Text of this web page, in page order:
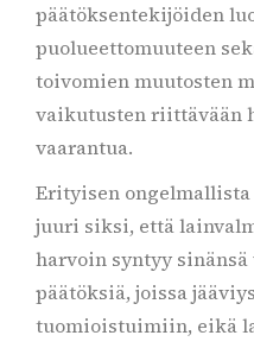
päätöksentekijöiden
puolueettomuuteen
toivomien muutosten
vaikutusten riittävään
vaarantua.
Erityisen
juuri siksi, että
harvoin syntyy
päätöksiä, joissa
tuomioistuimiin, eikä